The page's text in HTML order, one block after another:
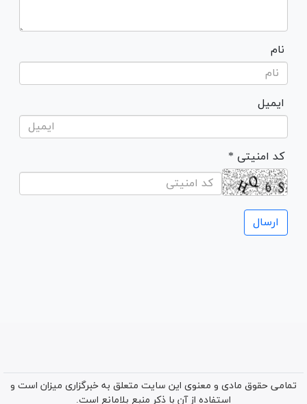
نام
ایمیل
* کد امنیتی
تمامی حقوق مادی و معنوی این سایت متعلق به خبرگزاری میزان است و
استفاده از آن با ذکر منبع بلامانع است.